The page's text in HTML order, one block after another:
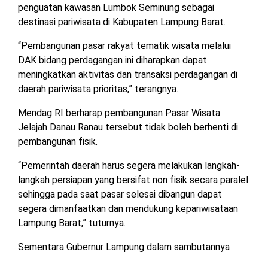
DPRD
BAWANG
DPRD
TULANG
BAWANG
BARAT
DPRD
WAYKANAN
INFO
PERIKLANAN
KEBIJAKAN
SOSIAL
PEDOMAN
SIBER
REDAKSI
TENTANG
penguatan kawasan Lumbok Seminung sebagai
destinasi pariwisata di Kabupaten Lampung Barat.
“Pembangunan pasar rakyat tematik wisata melalui
DAK bidang perdagangan ini diharapkan dapat
meningkatkan aktivitas dan transaksi perdagangan di
daerah pariwisata prioritas,” terangnya.
Mendag RI berharap pembangunan Pasar Wisata
Jelajah Danau Ranau tersebut tidak boleh berhenti di
pembangunan fisik.
“Pemerintah daerah harus segera melakukan langkah-
langkah persiapan yang bersifat non fisik secara paralel
sehingga pada saat pasar selesai dibangun dapat
segera dimanfaatkan dan mendukung kepariwisataan
Lampung Barat,” tuturnya.
Sementara Gubernur Lampung dalam sambutannya